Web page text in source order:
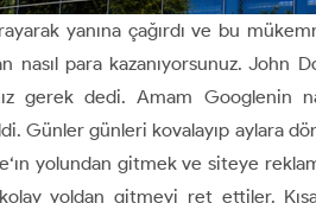
yanına çağırdı ve bu
nasıl para kazanıyorsunuz. John
gerek dedi. Amam Googlenin
Günler günleri kovalayıp aylara
yolundan gitmek ve siteye
yoldan gitmeyi ret ettiler.